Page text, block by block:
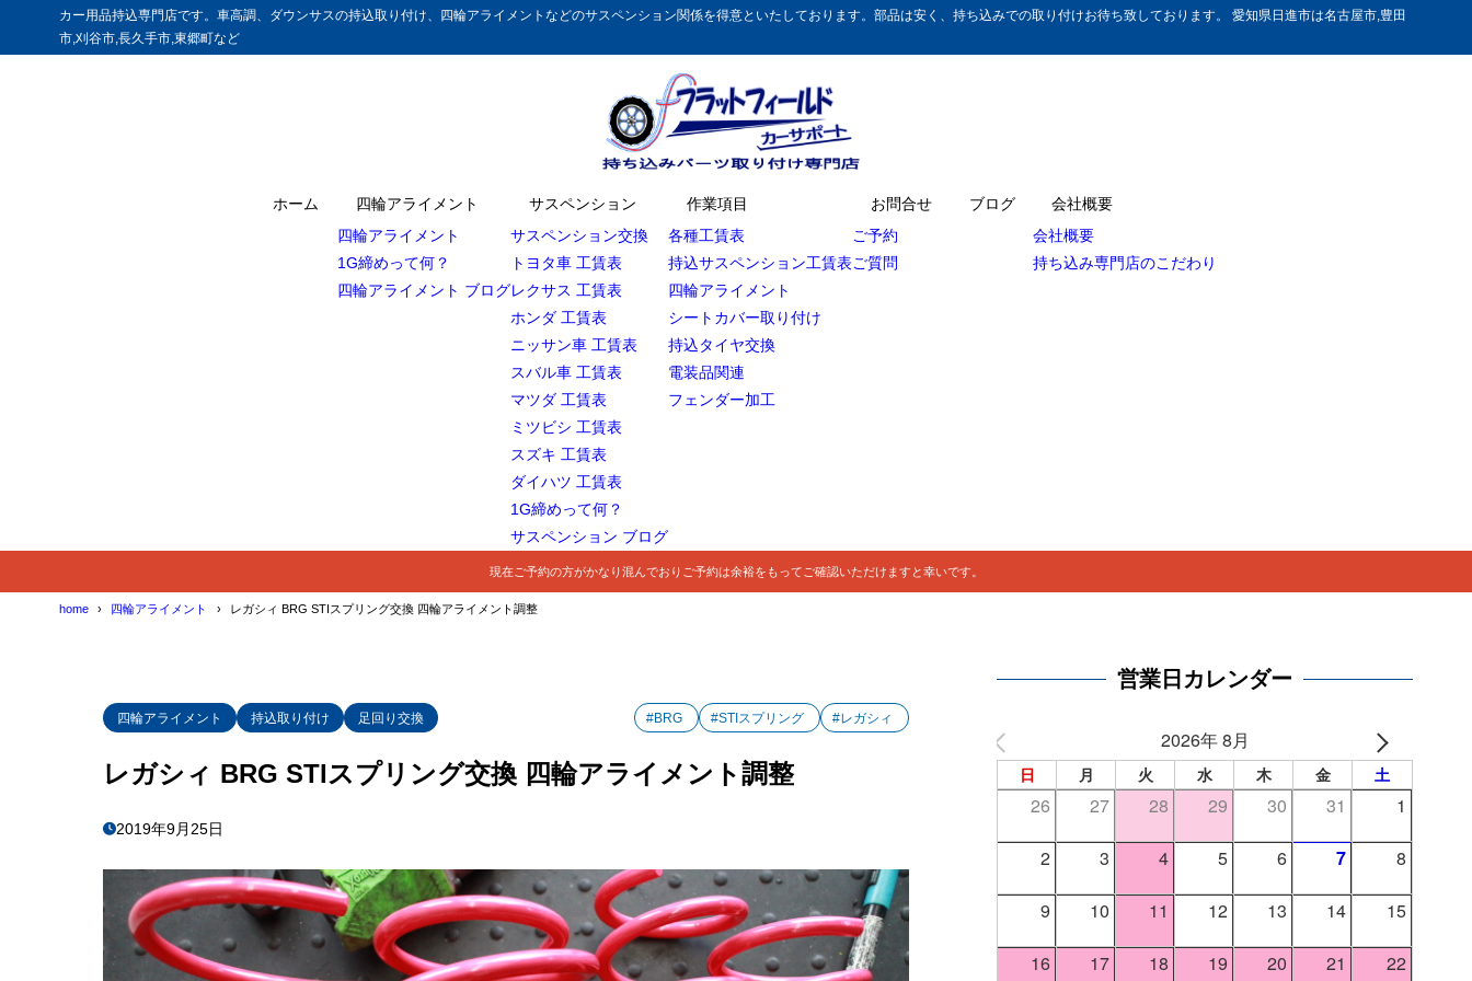
カー用品持込専門店です。車高調、ダウンサスの持込取り付け、四輪アライメントなどのサスペンション関係を得意といたしております。部品は安く、持ち込みでの取り付けお待ち致しております。 愛知県日進市は名古屋市,豊田
市,刈谷市,長久手市,東郷町など
ホーム
四輪アライメント
四輪アライメント
1G締めって何？
四輪アライメント ブログ
サスペンション
サスペンション交換
トヨタ車 工賃表
レクサス 工賃表
ホンダ 工賃表
ニッサン車 工賃表
スバル車 工賃表
マツダ 工賃表
ミツビシ 工賃表
スズキ 工賃表
ダイハツ 工賃表
1G締めって何？
サスペンション ブログ
作業項目
各種工賃表
持込サスペンション工賃表
四輪アライメント
シートカバー取り付け
持込タイヤ交換
電装品関連
フェンダー加工
お問合せ
ご予約
ご質問
ブログ
会社概要
会社概要
持ち込み専門店のこだわり
現在ご予約の方がかなり混んでおりご予約は余裕をもってご確認いただけますと幸いです。
home 四輪アライメント レガシィ BRG STIスプリング交換 四輪アライメント調整
四輪アライメント 持込取り付け 足回り交換 #BRG #STIスプリング #レガシィ
レガシィ BRG STIスプリング交換 四輪アライメント調整
2019年9月25日
営業日カレンダー
2026年 8月
日 月 火 水 木 金 土
26 27 28 29 30 31 1
2 3 4 5 6 7 8
9 10 11 12 13 14 15
16 17 18 19 20 21 22